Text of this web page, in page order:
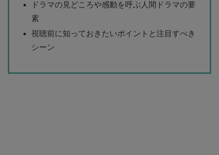
ドラマの見どころや感動を呼ぶ人間ドラマの要
素
視聴前に知っておきたいポイントと注目すべき
シーン